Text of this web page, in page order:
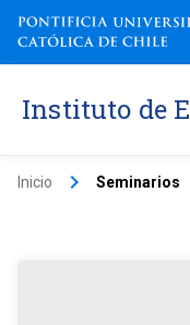
Instituto de
Inicio keyboard_arrow_right Seminarios